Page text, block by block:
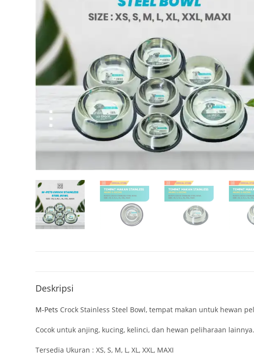
Deskripsi
M-Pets Crock Stainless Steel Bowl, tempat makan untuk hewan
Cocok untuk anjing, kucing, kelinci, dan hewan peliharaan lainnya.
Tersedia Ukuran : XS, S, M, L, XL, XXL, MAXI